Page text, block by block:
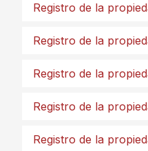
Registro de la
Registro de la
Registro de la
Registro de la
Registro de la